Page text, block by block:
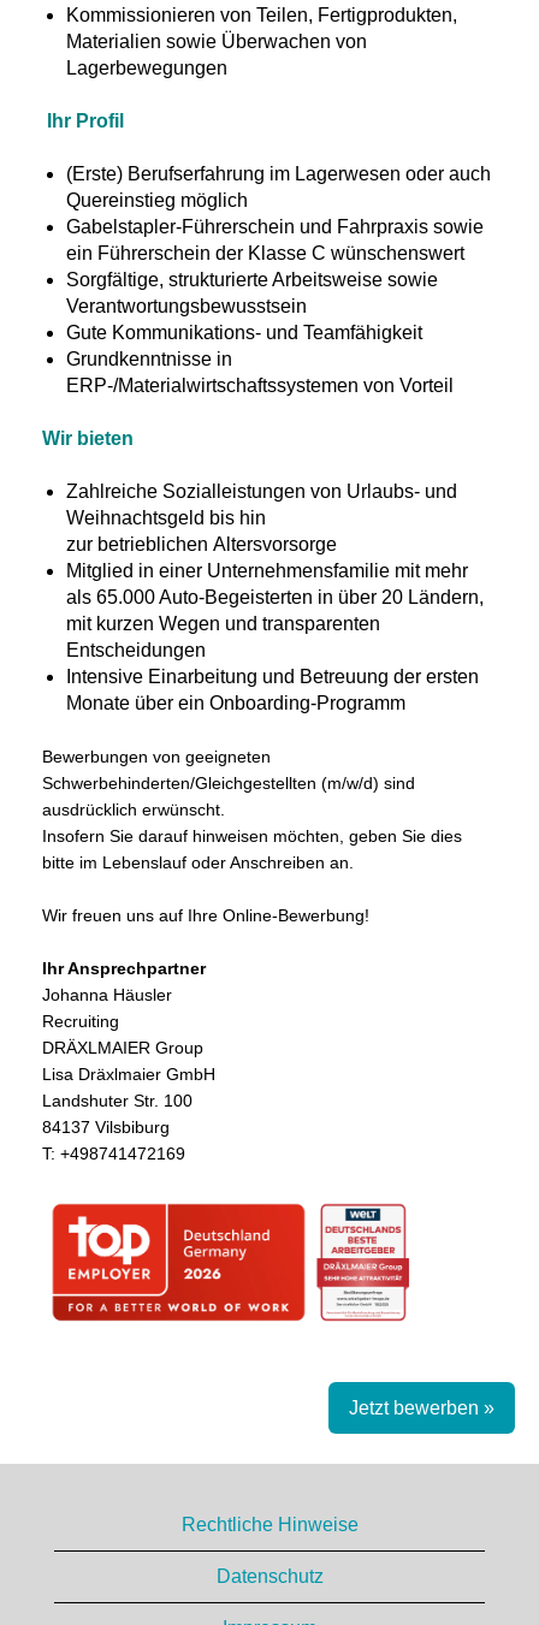
Kommissionieren von Teilen, Fertigprodukten,
Materialien sowie Überwachen von
Lagerbewegungen
Ihr Profil
(Erste) Berufserfahrung im Lagerwesen oder auch
Quereinstieg möglich
Gabelstapler-Führerschein und Fahrpraxis sowie
ein Führerschein der Klasse C wünschenswert
Sorgfältige, strukturierte Arbeitsweise sowie
Verantwortungsbewusstsein
Gute Kommunikations- und Teamfähigkeit
Grundkenntnisse in
ERP-/Materialwirtschaftssystemen von Vorteil
Wir bieten
Zahlreiche Sozialleistungen von Urlaubs- und
Weihnachtsgeld bis hin
zur betrieblichen Altersvorsorge
Mitglied in einer Unternehmensfamilie mit mehr
als 65.000 Auto-Begeisterten in über 20 Ländern,
mit kurzen Wegen und transparenten
Entscheidungen
Intensive Einarbeitung und Betreuung der ersten
Monate über ein Onboarding-Programm
Bewerbungen von geeigneten
Schwerbehinderten/Gleichgestellten (m/w/d) sind
ausdrücklich erwünscht.
Insofern Sie darauf hinweisen möchten, geben Sie dies
bitte im Lebenslauf oder Anschreiben an.
Wir freuen uns auf Ihre Online-Bewerbung!
Ihr Ansprechpartner
Johanna Häusler
Recruiting
DRÄXLMAIER Group
Lisa Dräxlmaier GmbH
Landshuter Str. 100
84137 Vilsbiburg
T: ​+498741472169​
Jetzt bewerben »
Rechtliche Hinweise
Datenschutz